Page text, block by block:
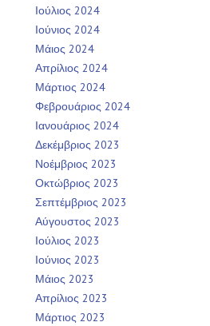
Ιούλιος 2024
Ιούνιος 2024
Μάιος 2024
Απρίλιος 2024
Μάρτιος 2024
Φεβρουάριος 2024
Ιανουάριος 2024
Δεκέμβριος 2023
Νοέμβριος 2023
Οκτώβριος 2023
Σεπτέμβριος 2023
Αύγουστος 2023
Ιούλιος 2023
Ιούνιος 2023
Μάιος 2023
Απρίλιος 2023
Μάρτιος 2023